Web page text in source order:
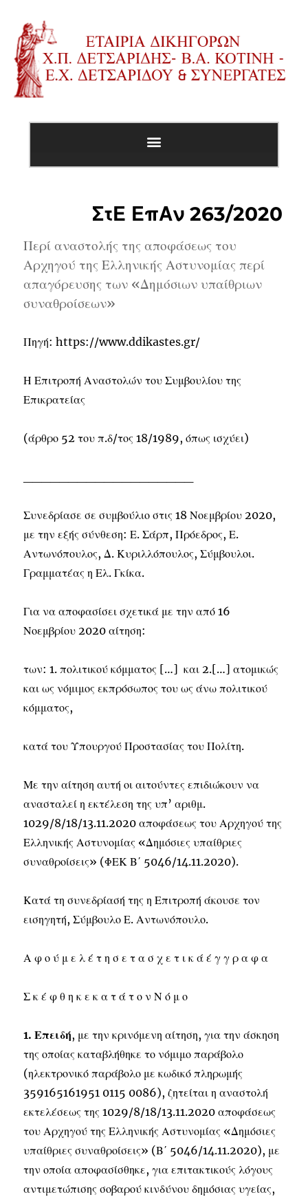
ΣτΕ ΕπΑν 263/2020
Περί αναστολής της αποφάσεως του
Αρχηγού της Ελληνικής Αστυνομίας περί
απαγόρευσης των «Δημόσιων υπαίθριων
συναθροίσεων»
Πηγή: https://www.ddikastes.gr/
Η Επιτροπή Αναστολών του Συμβουλίου της
Επικρατείας
(άρθρο 52 του π.δ/τος 18/1989, όπως ισχύει)
Συνεδρίασε σε συμβούλιο στις 18 Νοεμβρίου 2020,
με την εξής σύνθεση: Ε. Σάρπ, Πρόεδρος, Ε.
Αντωνόπουλος, Δ. Κυριλλόπουλος, Σύμβουλοι.
Γραμματέας η Ελ. Γκίκα.
Για να αποφασίσει σχετικά με την από 16
Νοεμβρίου 2020 αίτηση:
των: 1. πολιτικού κόμματος […] και 2.[…] ατομικώς
και ως νόμιμος εκπρόσωπος του ως άνω πολιτικού
κόμματος,
κατά του Υπουργού Προστασίας του Πολίτη.
Με την αίτηση αυτή οι αιτούντες επιδιώκουν να
ανασταλεί η εκτέλεση της υπ’ αριθμ.
1029/8/18/13.11.2020 αποφάσεως του Αρχηγού της
Ελληνικής Αστυνομίας «Δημόσιες υπαίθριες
συναθροίσεις» (ΦΕΚ Β΄ 5046/14.11.2020).
Κατά τη συνεδρίασή της η Επιτροπή άκουσε τον
εισηγητή, Σύμβουλο Ε. Αντωνόπουλο.
Α φ ο ύ μ ε λ έ τ η σ ε τ α σ χ ε τ ι κ ά έ γ γ ρ α φ α
Σ κ έ φ θ η κ ε κ α τ ά τ ο ν Ν ό μ ο
1. Επειδή, με την κρινόμενη αίτηση, για την άσκηση
της οποίας καταβλήθηκε το νόμιμο παράβολο
(ηλεκτρονικό παράβολο με κωδικό πληρωμής
359165161951 0115 0086), ζητείται η αναστολή
εκτελέσεως της 1029/8/18/13.11.2020 αποφάσεως
του Αρχηγού της Ελληνικής Αστυνομίας «Δημόσιες
υπαίθριες συναθροίσεις» (Β΄ 5046/14.11.2020), με
την οποία αποφασίσθηκε, για επιτακτικούς λόγους
αντιμετώπισης σοβαρού κινδύνου δημόσιας υγείας,